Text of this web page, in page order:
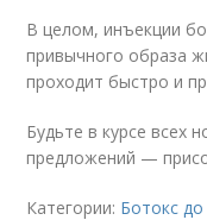
В целом, инъекции
привычного образа
проходит быстро и
Будьте в курсе всех
предложений —
Категории: Ботокс до